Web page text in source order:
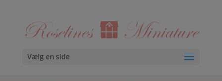
Vælg en side